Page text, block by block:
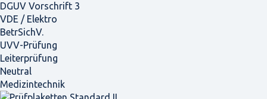
DGUV Vorschrift 3
VDE / Elektro
BetrSichV.
UVV-Prüfung
Leiterprüfung
Neutral
Medizintechnik